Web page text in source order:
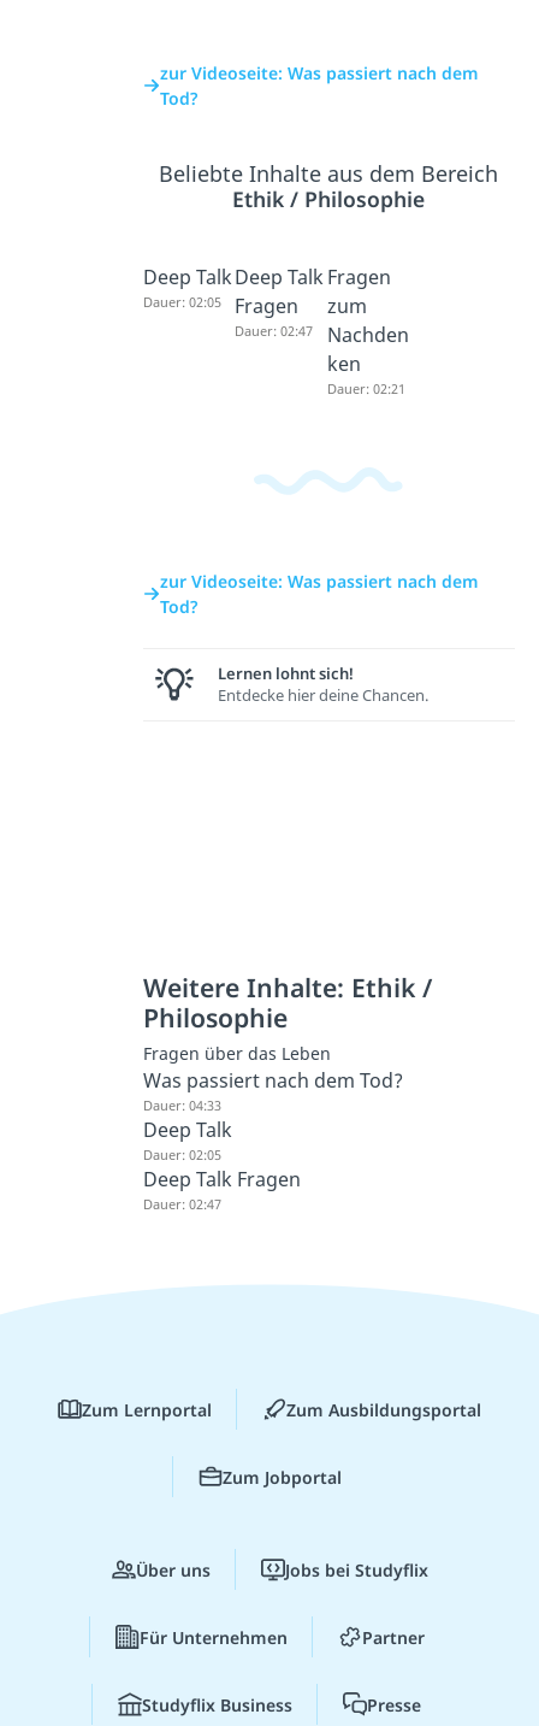
zur Videoseite: Was passiert nach dem
Tod?
Beliebte Inhalte aus dem Bereich
Ethik / Philosophie
Deep Talk
Dauer: 02:05
Deep Talk
Fragen
Dauer: 02:47
Fragen
zum
Nachden
ken
Dauer: 02:21
zur Videoseite: Was passiert nach dem
Tod?
Lernen lohnt sich!
Entdecke hier deine Chancen.
Weitere Inhalte: Ethik /
Philosophie
Fragen über das Leben
Was passiert nach dem Tod?
Dauer: 04:33
Deep Talk
Dauer: 02:05
Deep Talk Fragen
Dauer: 02:47
Zum Lernportal Zum Ausbildungsportal
Zum Jobportal
Über uns Jobs bei Studyflix
Für Unternehmen Partner
Studyflix Business Presse